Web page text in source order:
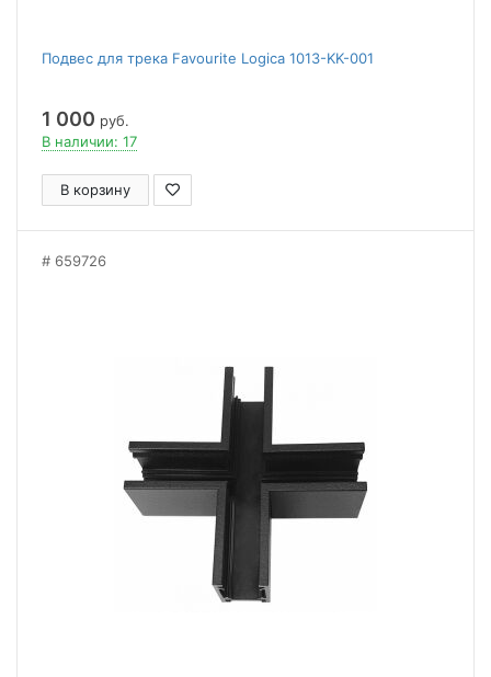
Подвес для трека Favourite Logica 1013-KK-001
1 000 руб.
В наличии: 17
В корзину
659726